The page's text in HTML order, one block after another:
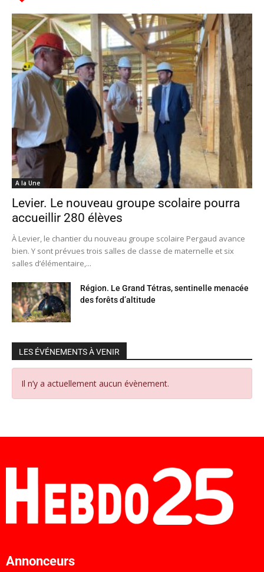
A la Une
Levier. Le nouveau groupe scolaire pourra
accueillir 280 élèves
À Levier, le chantier du nouveau groupe scolaire Pergaud avance
bien. Y sont prévues trois salles de classe de maternelle et six
salles d’élémentaire,...
Région. Le Grand Tétras, sentinelle menacée
des forêts d’altitude
LES ÉVÉNEMENTS À VENIR
Il n’y a actuellement aucun évènement.
Annonceurs